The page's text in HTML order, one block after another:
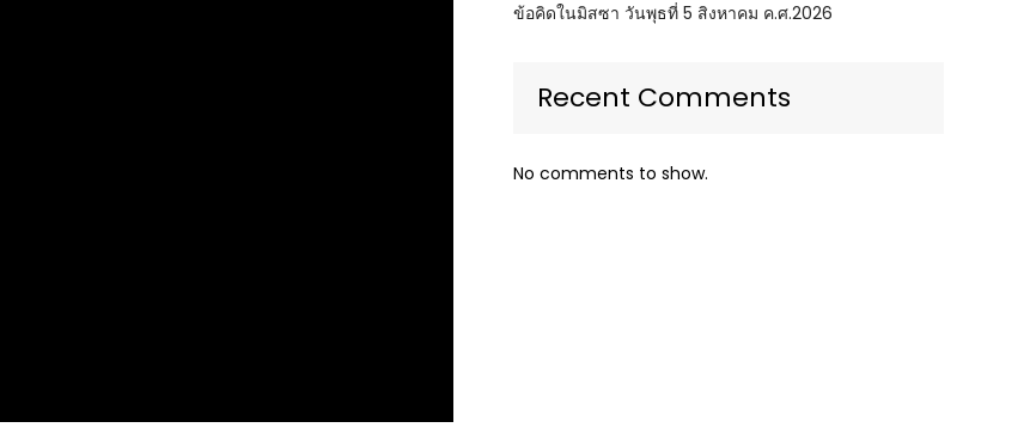
ข้อคิดในมิสซา วันพุธที่ 5 สิงหาคม ค.ศ.2026
Recent Comments
No comments to show.